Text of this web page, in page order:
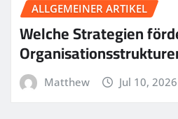
ALLGEMEINER ARTIKEL
Welche Strategien
Matthew Jul 10, 2026